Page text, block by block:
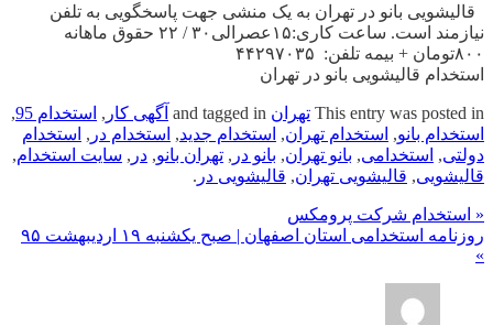
قالیشویی بانو در تهران به یک منشی جهت پاسخگویی به تلفن
نیازمند است. ساعت کاری:۱۵عصرالی۳۰ / ۲۲ حقوق ماهانه
۸۰۰تومان + بیمه تلفن: ۴۴۲۹۷۰۳۵
استخدام قالیشویی بانو در تهران
This entry was posted in تهران آگهی کار , استخدام 95
,
استخدام بانو, استخدام تهران, استخدام جدید, استخدام در , استخدام
دولتی, استخدامی, بانو تهران, بانو در , تهران بانو, در , سایت استخدام,
قالیشویی, قالیشویی تهران, قالیشویی در .
« استخدام شرکت پرومکس
روزنامه استخدامی استان اصفهان | صبح یکشنبه ۱۹ اردیبهشت ۹۵
»